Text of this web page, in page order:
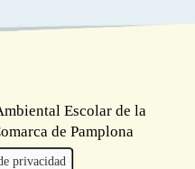
Escolar de la
de Pamplona
privacidad